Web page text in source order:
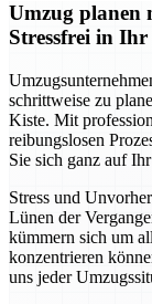
Umzug planen
Stressfrei in Ihr
schrittweise zu
Kiste. Mit
reibungslosen
Sie sich ganz auf
Stress und
Lünen der
kümmern sich um
konzentrieren
uns jeder